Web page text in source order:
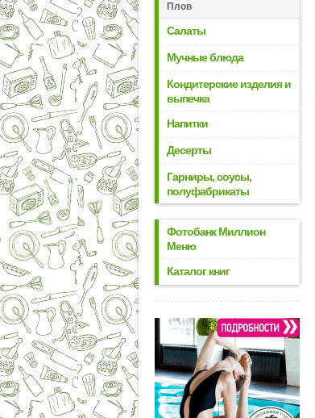
Плов
Салаты
Мучные блюда
Кондитерские изделия и
выпечка
Напитки
Десерты
Гарниры, соусы,
полуфабрикаты
Фотобанк Миллион
Меню
Каталог книг